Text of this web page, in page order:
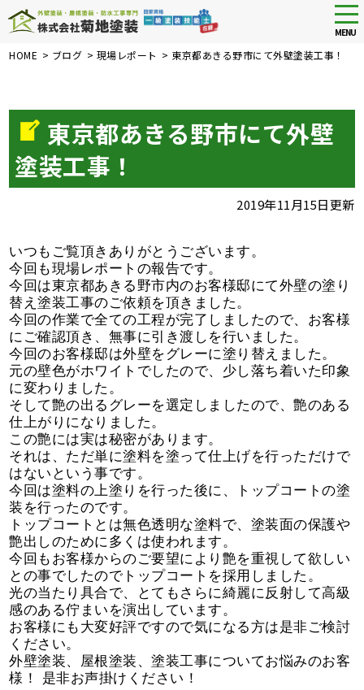
Skip
MENU
HOME > ブログ > 現場レポート > 東京都あきる野市にて外壁塗装工事！
東京都あきる野市にて外壁
塗装工事！
2019年11月15日更新
いつもご覧頂きありがとうございます。
今回も現場レポートの報告です。
今回は東京都あきる野市内のお客様邸にて外壁の塗り
替え塗装工事のご依頼を頂きました。
今回の作業で全ての工程が完了しましたので、お客様
にご確認頂き、無事に引き渡しを行いました。
今回のお客様邸は外壁をグレーに塗り替えました。
元の壁色がホワイトでしたので、少し落ち着いた印象
に変わりました。
そして艶の出るグレーを選定しましたので、艶のある
仕上がりになりました。
この艶には実は秘密があります。
それは、ただ単に塗料を塗って仕上げを行っただけで
はないという事です。
今回は塗料の上塗りを行った後に、トップコートの塗
装を行ったのです。
トップコートとは無色透明な塗料で、塗装面の保護や
艶出しのために多くは使われます。
今回もお客様からのご要望により艶を重視して欲しい
との事でしたのでトップコートを採用しました。
光の当たり具合で、とてもさらに綺麗に反射して高級
感のある佇まいを演出しています。
お客様にも大変好評ですので気になる方は是非ご検討
ください。
外壁塗装、屋根塗装、塗装工事についてお悩みのお客
様！ 是非お声掛けください！